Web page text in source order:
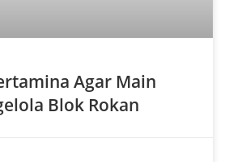
Agar Main
Blok Rokan